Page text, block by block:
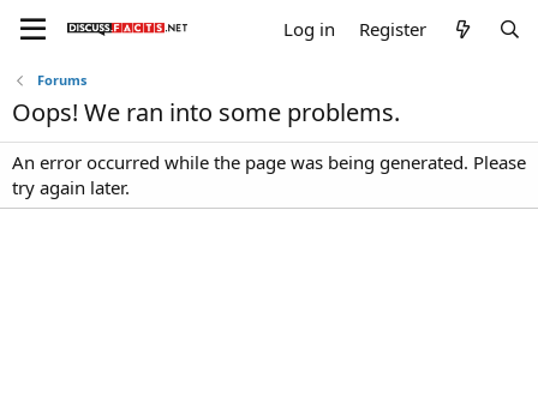
Log in Register
Forums
Oops! We ran into some problems.
An error occurred while the page was being generated. Please
try again later.